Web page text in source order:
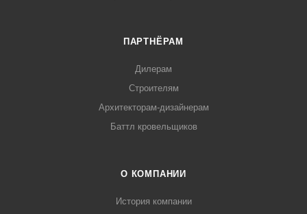
ПАРТНЁРАМ
Дилерам
Строителям
Архитекторам-дизайнерам
Баттл кровельщиков
О КОМПАНИИ
История компании